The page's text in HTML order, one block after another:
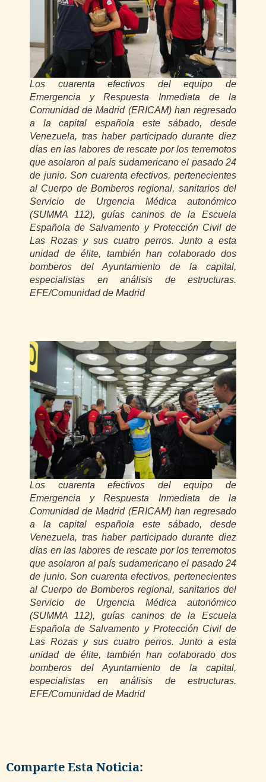
Los cuarenta efectivos del equipo de
Emergencia y Respuesta Inmediata de la
Comunidad de Madrid (ERICAM) han regresado
a la capital española este sábado, desde
Venezuela, tras haber participado durante diez
días en las labores de rescate por los terremotos
que asolaron al país sudamericano el pasado 24
de junio. Son cuarenta efectivos, pertenecientes
al Cuerpo de Bomberos regional, sanitarios del
Servicio de Urgencia Médica autonómico
(SUMMA 112), guías caninos de la Escuela
Española de Salvamento y Protección Civil de
Las Rozas y sus cuatro perros. Junto a esta
unidad de élite, también han colaborado dos
bomberos del Ayuntamiento de la capital,
especialistas en análisis de estructuras.
EFE/Comunidad de Madrid
Los cuarenta efectivos del equipo de
Emergencia y Respuesta Inmediata de la
Comunidad de Madrid (ERICAM) han regresado
a la capital española este sábado, desde
Venezuela, tras haber participado durante diez
días en las labores de rescate por los terremotos
que asolaron al país sudamericano el pasado 24
de junio. Son cuarenta efectivos, pertenecientes
al Cuerpo de Bomberos regional, sanitarios del
Servicio de Urgencia Médica autonómico
(SUMMA 112), guías caninos de la Escuela
Española de Salvamento y Protección Civil de
Las Rozas y sus cuatro perros. Junto a esta
unidad de élite, también han colaborado dos
bomberos del Ayuntamiento de la capital,
especialistas en análisis de estructuras.
EFE/Comunidad de Madrid
Comparte Esta Noticia: